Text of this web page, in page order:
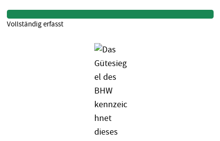
Vollständig erfasst